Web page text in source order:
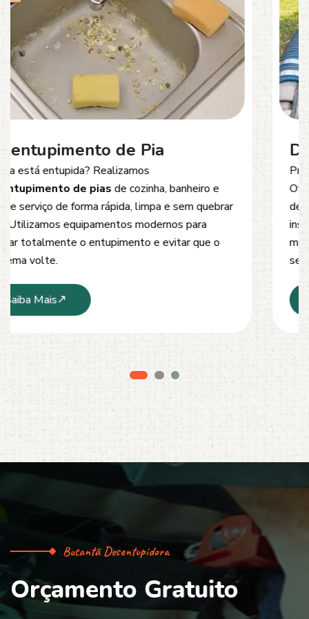
Desentupimento de Esgoto
Problemas comentupimento de esgoto
Oferecemos soluções rápidas e eficientes para
desobstrução de redes de esgoto, caixas de
inspeção e tubulações. Utilizamos equipamentos
modernos e técnicas seguras que garantem um
serviço limpo, ágil e sem danos à estrutura.
Saiba Mais
Butantã Desentupidora
Orçamento Gratuito